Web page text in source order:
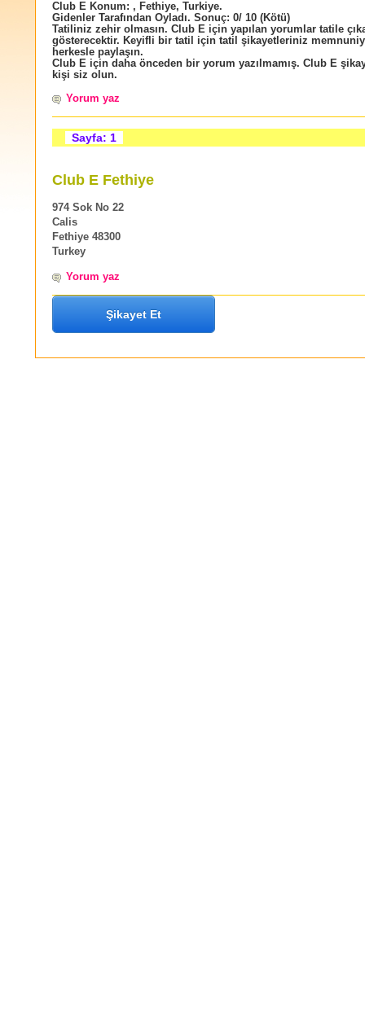
Club E Konum: , Fethiye, Turkiye.
Gidenler Tarafından Oyladı. Sonuç: 0/ 10 (Kötü)
Tatiliniz zehir olmasın. Club E için yapılan yorumlar tatile
gösterecektir. Keyifli bir tatil için tatil şikayetleriniz
herkesle paylaşın.
Club E için daha önceden bir yorum yazılmamış. Club E
kişi siz olun.
Yorum yaz
Sayfa: 1
Club E Fethiye
974 Sok No 22
Calis
Fethiye 48300
Turkey
Yorum yaz
Şikayet Et